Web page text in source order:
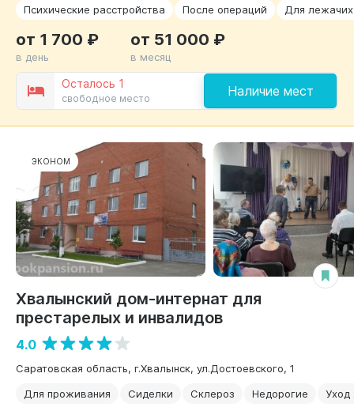
Психические расстройства
После операций Для
Осталось 1
свободное место Наличие мест
от 1 700 ₽
в день
от 51 000 ₽
в месяц
ЭКОНОМ
Хвалынский дом-интернат для
престарелых и инвалидов
4.0
Саратовская область, г.Хвалынск, ул.Достоевского, 1
Для проживания
Сиделки Склероз Недорогие Уход